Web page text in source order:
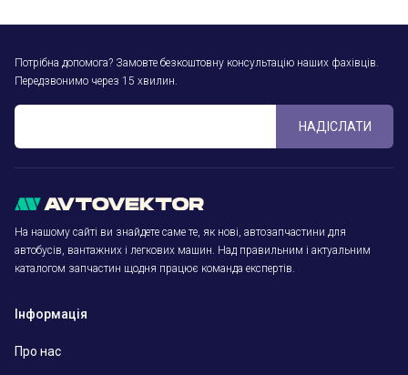
Потрібна допомога? Замовте безкоштовну консультацію наших фахівців.
Передзвонимо через 15 хвилин.
НАДІСЛАТИ
На нашому сайті ви знайдете саме те, як нові, автозапчастини для
автобусів, вантажних і легкових машин. Над правильним і актуальним
каталогом запчастин щодня працює команда експертів.
Інформація
Про нас